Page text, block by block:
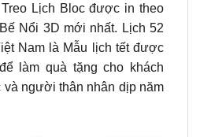
Lịch Blocđược in theo
Nổi 3D mới nhất. Lịch 52
Namlà Mẫu lịch tết được
làm quà tặng cho khách
và người thân nhân dịp năm